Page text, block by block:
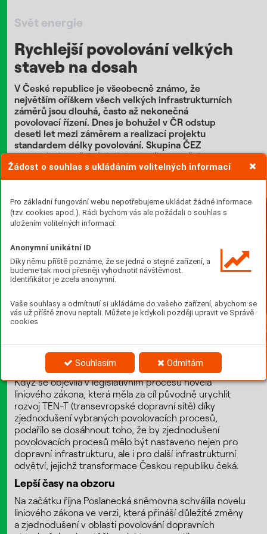
Žádost o souhlas s ukládáním volitelných informací
Pro základní fungování webu nepotřebujeme ukládat žádné informace
(tzv. cookies apod.). Rádi bychom vás ale požádali o souhlas s
uložením volitelných informací:
Anonymní unikátní ID
Díky němu příště poznáme, že se jedná o stejné zařízení, a
budeme tak moci přesněji vyhodnotit návštěvnost.
Identifikátor je zcela anonymní.
Vaše souhlasy a odmítnutí si ukládáme do vašeho zařízení, abychom se
vás už příště znovu neptali. Můžete je kdykoli později upravit ve Správě
cookies
Souhlasím Odmítám
Svět energie
Rychlejší povolování velkých
staveb na dosah
V České republice je všeobecně známo, že
největším oříškem všech velkých infrastrukturních
záměrů jsou dlouhá, často až nekonečná
povolovací řízení. Dnes je bohužel v ČR odstup
deseti let mezi záměrem a realizací projektu
standardem délky povolování. Skupina ČEZ
vstoupila do veřejných debat s cílem změnit to
k lepšímu.
Text: Zuzana Krejčiříková Foto: Shutterstock
Když se objevila v legislativním procesu novela
liniového zákona, která měla za cíl původně urychlit
rozvoj TEN-T (transevropské dopravní sítě) díky
zjednodušení vybraných povolovacích procesů,
podařilo se dosáhnout toho, že by zjednodušení
povolovacích procesů mělo být nastaveno nejen pro
dopravní infrastrukturu, ale i pro další infrastrukturní
odvětví, jejichž transformace Českou republiku čeká.
Lepší časy na obzoru
Na začátku října Poslanecká sněmovna schválila novelu
liniového zákona ve verzi, která přináší důležité změny
a zjednodušení v oblasti povolování dopravních